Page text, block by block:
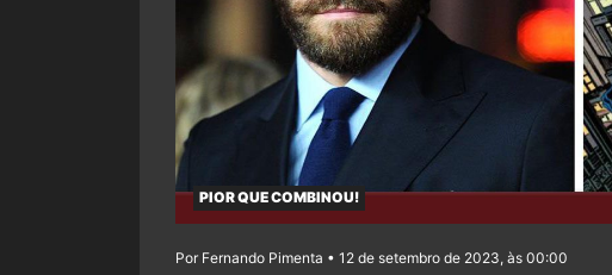
PIOR QUE COMBINOU!
Por Fernando Pimenta • 12 de setembro de 2023, às 00:00